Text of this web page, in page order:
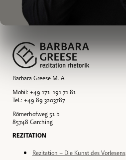
Barbara Greese M. A.
Mobil: +49 171 191 71 81
Tel.: +49 89 3203787
Römerhofweg 51 b
85748 Garching
REZITATION
Rezitation – Die Kunst des Vorlesens